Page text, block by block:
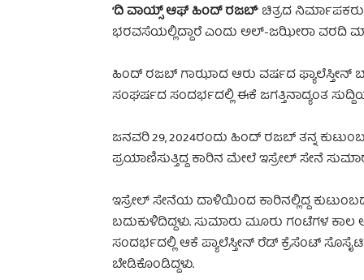
‘ದಿ ವಾಯ್ಸ್ ಆಫ್ ಹಿಂದ್ ರಜಬ್‘ ಚಿತ್ರದ
ಭರವಸೆಯಲ್ಲಿದ್ದಾರೆ ಎಂದು ಅಲ್‌-ಜಝೀರಾ ವರದಿ
ಹಿಂದ್ ರಜಬ್ ಗಾಝಾದ ಆರು ವರ್ಷದ ಫ್ಯಾಲೆಸ್ತೀನ್
ಸಂಘರ್ಷದ ಸಂದರ್ಭದಲ್ಲಿ ಈಕೆ ಜಗತ್ತಿನಾದ್ಯಂತ
ಜನವರಿ 29, 2024ರಂದು ಹಿಂದ್ ರಜಬ್ ತನ್ನ
ಪ್ರಯಾಣಿಸುತ್ತಿದ್ದ ಕಾರಿನ ಮೇಲೆ ಇಸ್ರೇಲ್ ಸೇನೆ
ಇಸ್ರೇಲ್ ಸೇನೆಯ ದಾಳಿಯಿಂದ ಕಾರಿನಲ್ಲಿದ್ದ
ಬದುಕುಳಿದಿದ್ದಳು. ಸುಮಾರು ಮೂರು ಗಂಟೆಗಳ ಕಾಲ
ಸಂದರ್ಭದಲ್ಲಿ ಆಕೆ ಪ್ಯಾಲೆಸ್ತೀನ್ ರೆಡ್ ಕ್ರೆಸೆಂಟ್
ಬೇಡಿಕೊಂಡಿದ್ದಳು.